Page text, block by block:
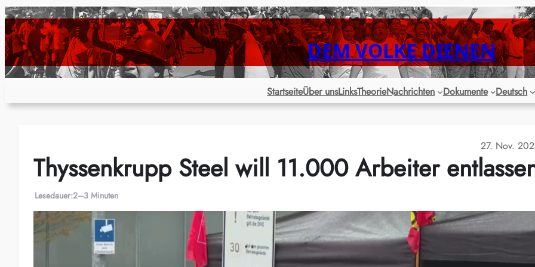
Zum
Inhalt
springen
DEM VOLKE DIENEN
StartseiteÜber unsLinksTheorieNachrichten Dokumente Deutsch
27. Nov.
Thyssenkrupp Steel will 11.000 Arbeiter
Lesedauer:2–3 Minuten